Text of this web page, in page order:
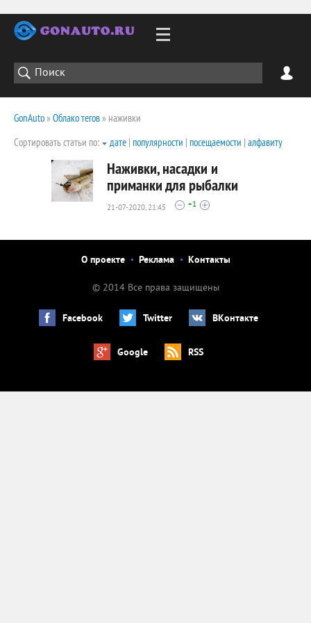
GonAuto» Облако тегов» наживки
Сортировать статьи по:
дате | популярности | посещаемости | алфавиту
Наживки, насадки и
приманки для рыбалки
21-07-2020, 21:45 +1
О проекте Реклама Контакты
© 2014 Все права защищены
Facebook Twitter ВКонтакте
Google RSS